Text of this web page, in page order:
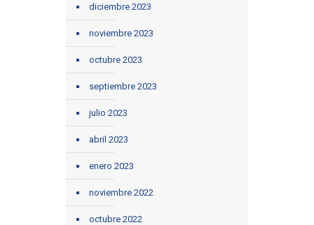
diciembre 2023
noviembre 2023
octubre 2023
septiembre 2023
julio 2023
abril 2023
enero 2023
noviembre 2022
octubre 2022